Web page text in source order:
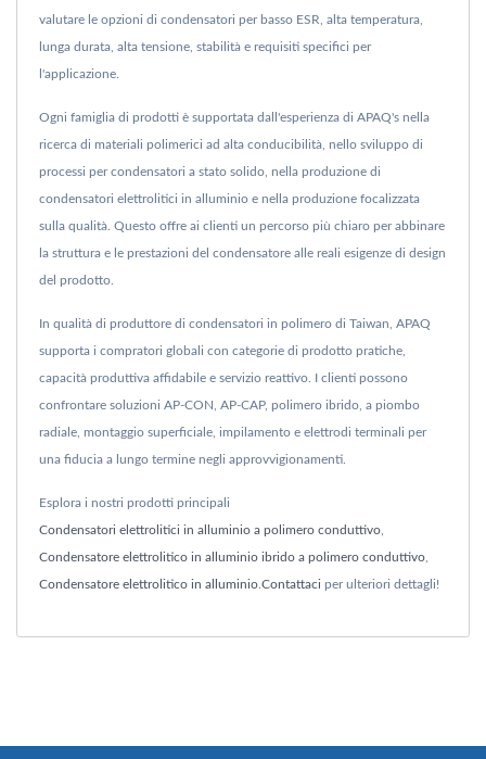
valutare le opzioni di condensatori per basso ESR, alta temperatura,
lunga durata, alta tensione, stabilità e requisiti specifici per
l'applicazione.
Ogni famiglia di prodotti è supportata dall'esperienza di APAQ's nella
ricerca di materiali polimerici ad alta conducibilità, nello sviluppo di
processi per condensatori a stato solido, nella produzione di
condensatori elettrolitici in alluminio e nella produzione focalizzata
sulla qualità. Questo offre ai clienti un percorso più chiaro per abbinare
la struttura e le prestazioni del condensatore alle reali esigenze di design
del prodotto.
In qualità di produttore di condensatori in polimero di Taiwan, APAQ
supporta i compratori globali con categorie di prodotto pratiche,
capacità produttiva affidabile e servizio reattivo. I clienti possono
confrontare soluzioni AP-CON, AP-CAP, polimero ibrido, a piombo
radiale, montaggio superficiale, impilamento e elettrodi terminali per
una fiducia a lungo termine negli approvvigionamenti.
Esplora i nostri prodotti principali
Condensatori elettrolitici in alluminio a polimero conduttivo
Condensatore elettrolitico in alluminio ibrido a polimero conduttivo
Condensatore elettrolitico in alluminio Contattaci per ulteriori dettagli!